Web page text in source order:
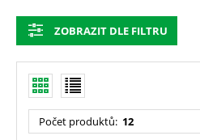
ZOBRAZIT DLE FILTRU
Počet produktů: 12